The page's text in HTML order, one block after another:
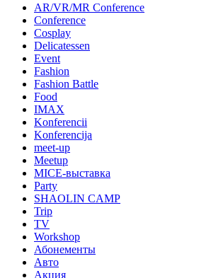
AR/VR/MR Conference
Conference
Cosplay
Delicatessen
Event
Fashion
Fashion Battle
Food
IMAX
Konferencii
Konferencija
meet-up
Meetup
MICE-выставка
Party
SHAOLIN CAMP
Trip
TV
Workshop
Абонементы
Авто
Акция